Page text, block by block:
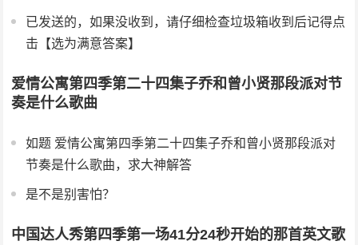
已发送的，如果没收到，请仔细检查垃圾箱收到后记得点
击【选为满意答案】
爱情公寓第四季第二十四集子乔和曾小贤那段派对节
奏是什么歌曲
如题 爱情公寓第四季第二十四集子乔和曾小贤那段派对
节奏是什么歌曲，求大神解答
是不是别害怕？
中国达人秀第四季第一场41分24秒开始的那首英文歌